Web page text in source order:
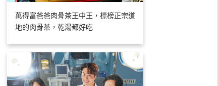
萬得富爸爸肉骨茶王中王，標榜正宗道
地的肉骨茶，乾湯都好吃